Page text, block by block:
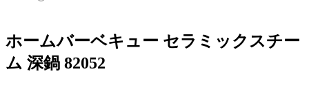
ホームバーベキュー セラミックスチー
ム 深鍋 82052